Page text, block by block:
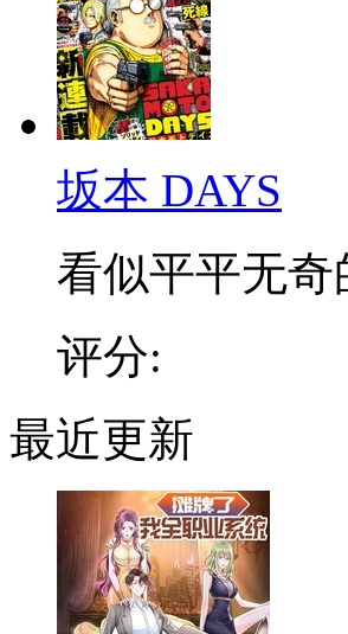
坂本 DAYS
看似平平无
评分:
最近更新